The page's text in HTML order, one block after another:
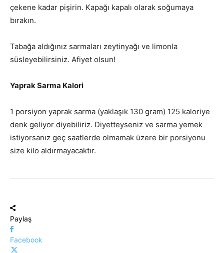
çekene kadar pişirin. Kapağı kapalı olarak soğumaya
bırakın.
Tabağa aldığınız sarmaları zeytinyağı ve limonla
süsleyebilirsiniz. Afiyet olsun!
Yaprak Sarma Kalori
1 porsiyon yaprak sarma (yaklaşık 130 gram) 125 kaloriye
denk geliyor diyebiliriz. Diyetteyseniz ve sarma yemek
istiyorsanız geç saatlerde olmamak üzere bir porsiyonu
size kilo aldırmayacaktır.
Paylaş
Facebook